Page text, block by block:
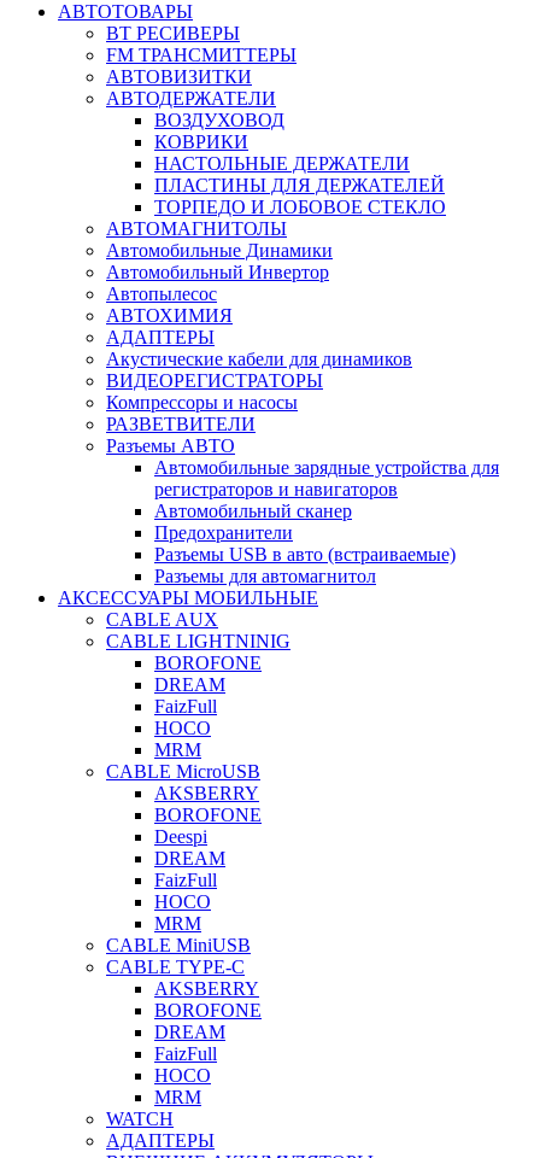
АВТОТОВАРЫ
BT РЕСИВЕРЫ
FM ТРАНСМИТТЕРЫ
АВТОВИЗИТКИ
АВТОДЕРЖАТЕЛИ
ВОЗДУХОВОД
КОВРИКИ
НАСТОЛЬНЫЕ ДЕРЖАТЕЛИ
ПЛАСТИНЫ ДЛЯ ДЕРЖАТЕЛЕЙ
ТОРПЕДО И ЛОБОВОЕ СТЕКЛО
АВТОМАГНИТОЛЫ
Автомобильные Динамики
Автомобильный Инвертор
Автопылесос
АВТОХИМИЯ
АДАПТЕРЫ
Акустические кабели для динамиков
ВИДЕОРЕГИСТРАТОРЫ
Компрессоры и насосы
РАЗВЕТВИТЕЛИ
Разъемы АВТО
Автомобильные зарядные устройства для
регистраторов и навигаторов
Автомобильный сканер
Предохранители
Разъемы USB в авто (встраиваемые)
Разъемы для автомагнитол
АКСЕССУАРЫ МОБИЛЬНЫЕ
CABLE AUX
CABLE LIGHTNINIG
BOROFONE
DREAM
FaizFull
HOCO
MRM
CABLE MicroUSB
AKSBERRY
BOROFONE
Deespi
DREAM
FaizFull
HOCO
MRM
CABLE MiniUSB
CABLE TYPE-C
AKSBERRY
BOROFONE
DREAM
FaizFull
HOCO
MRM
WATCH
АДАПТЕРЫ